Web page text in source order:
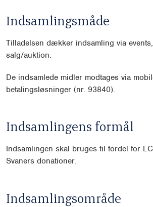
Indsamlingsmåde
Tilladelsen dækker indsamling via
salg/auktion.
De indsamlede midler modtages via
betalingsløsninger (nr. 93840).
Indsamlingens formål
Indsamlingen skal bruges til fordel for
Svaners donationer.
Indsamlingsområde